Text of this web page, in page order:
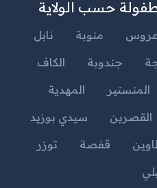
حسب الولاية
منوبة
نابل
جندوبة
الكاف
المنستير
المهدية
القصرين
سيدي بوزيد
قفصة
توزر